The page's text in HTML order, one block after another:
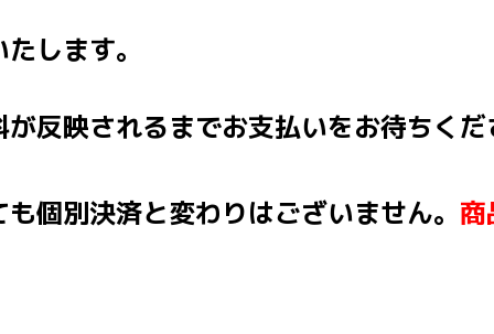
します。
反映されるまでお支払いをお待ちくだ
個別決済と変わりはございません。